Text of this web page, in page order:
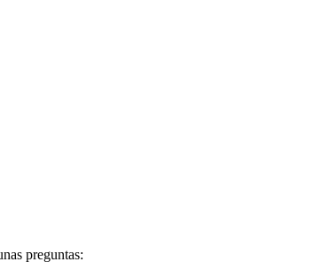
preguntas: